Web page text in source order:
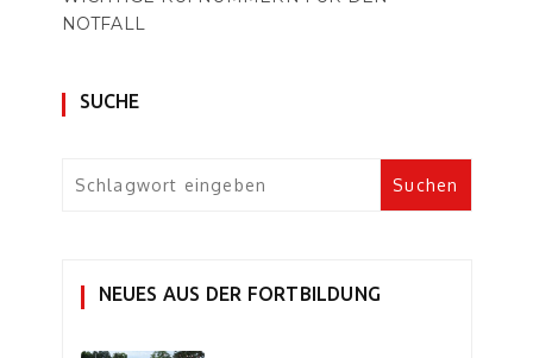
NOTFALL
SUCHE
NEUES AUS DER FORTBILDUNG